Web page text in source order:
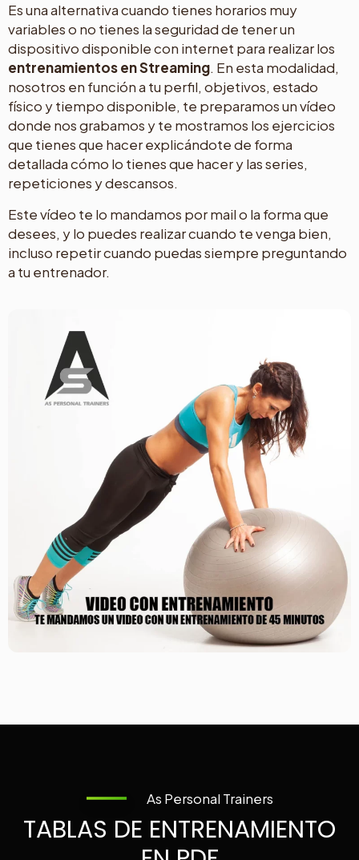
Es una alternativa cuando tienes horarios muy
variables o no tienes la seguridad de tener un
dispositivo disponible con internet para realizar los
entrenamientos en Streaming. En esta modalidad,
nosotros en función a tu perfil, objetivos, estado
físico y tiempo disponible, te preparamos un vídeo
donde nos grabamos y te mostramos los ejercicios
que tienes que hacer explicándote de forma
detallada cómo lo tienes que hacer y las series,
repeticiones y descansos.
Este vídeo te lo mandamos por mail o la forma que
desees, y lo puedes realizar cuando te venga bien,
incluso repetir cuando puedas siempre preguntando
a tu entrenador.
As Personal Trainers
TABLAS DE ENTRENAMIENTO